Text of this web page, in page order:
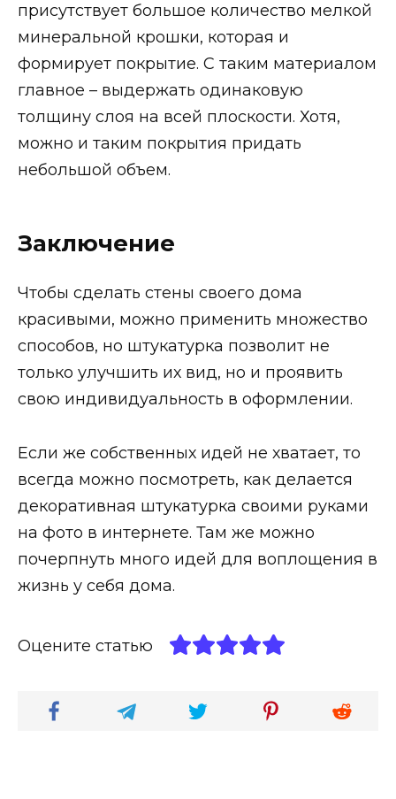
присутствует большое количество мелкой
минеральной крошки, которая и
формирует покрытие. С таким материалом
главное – выдержать одинаковую
толщину слоя на всей плоскости. Хотя,
можно и таким покрытия придать
небольшой объем.
Заключение
Чтобы сделать стены своего дома
красивыми, можно применить множество
способов, но штукатурка позволит не
только улучшить их вид, но и проявить
свою индивидуальность в оформлении.
Если же собственных идей не хватает, то
всегда можно посмотреть, как делается
декоративная штукатурка своими руками
на фото в интернете. Там же можно
почерпнуть много идей для воплощения в
жизнь у себя дома.
Оцените статью